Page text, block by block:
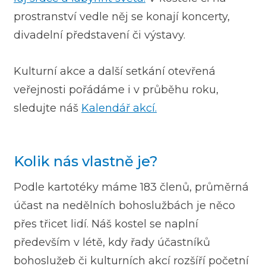
prostranství vedle něj se konají koncerty,
divadelní představení či výstavy.
Kulturní akce a další setkání otevřená
veřejnosti pořádáme i v průběhu roku,
sledujte náš Kalendář akcí.
Kolik nás vlastně je?
Podle kartotéky máme 183 členů, průměrná
účast na nedělních bohoslužbách je něco
přes třicet lidí. Náš kostel se naplní
především v létě, kdy řady účastníků
bohoslužeb či kulturních akcí rozšíří početní